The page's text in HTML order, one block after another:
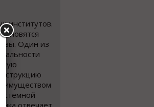
институтов.
Один из
отвечает